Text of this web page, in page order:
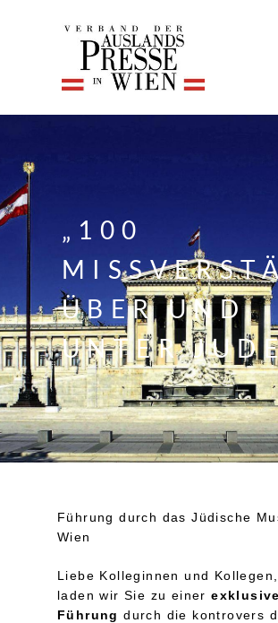
„100
ÜBER UND
UNTER
Führung durch das Jüdische
Wien
Liebe Kolleginnen und
laden wir Sie zu einer
Führung durch die kontrovers